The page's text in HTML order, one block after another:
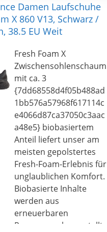
Damen Laufschuhe
X 860 V13, Schwarz /
38.5 EU Weit
Fresh Foam X
Zwischensohlenschaum
mit ca. 3
{7dd68558d4f05b488ad
1bb576a57968f617114c
e4066d87ca37050c3aac
a48e5} biobasiertem
Anteil liefert unser am
meisten gepolstertes
Fresh-Foam-Erlebnis für
unglaublichen Komfort.
Biobasierte Inhalte
werden aus
erneuerbaren
Ressourcen hergestellt,